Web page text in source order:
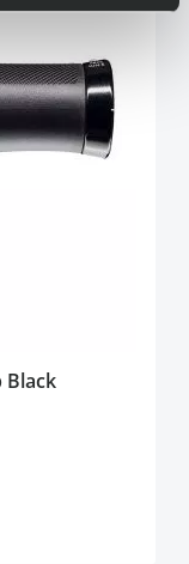
Black